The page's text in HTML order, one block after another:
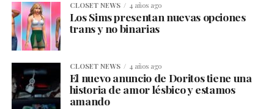
CLOSET NEWS 4 años ago
Los Sims presentan nuevas opciones
trans y no binarias
CLOSET NEWS 4 años ago
El nuevo anuncio de Doritos tiene una
historia de amor lésbico y estamos
amando